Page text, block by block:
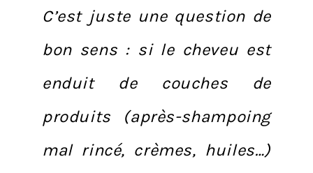
C’est juste une question de
bon sens : si le cheveu est
enduit de couches de
produits (après-shampoing
mal rincé, crèmes, huiles…)